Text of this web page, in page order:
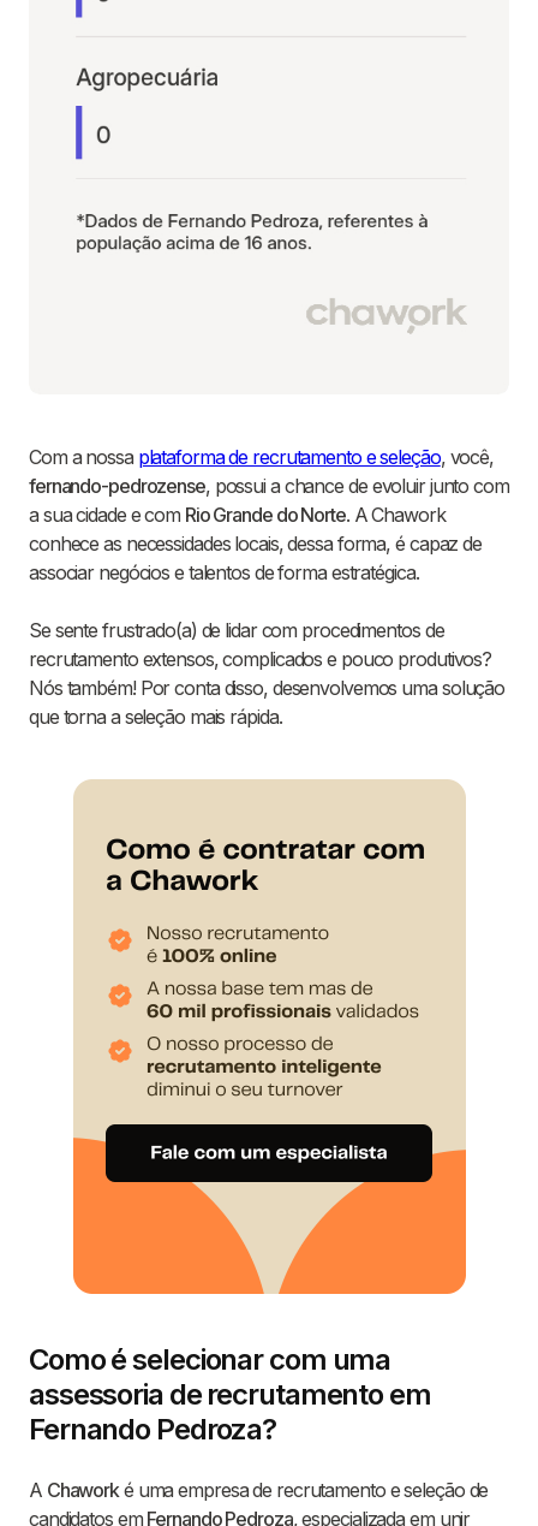
Com a nossa plataforma de recrutamento e seleção, você,
fernando-pedrozense, possui a chance de evoluir junto com
a sua cidade e com Rio Grande do Norte. A Chawork
conhece as necessidades locais, dessa forma, é capaz de
associar negócios e talentos de forma estratégica.
Se sente frustrado(a) de lidar com procedimentos de
recrutamento extensos, complicados e pouco produtivos?
Nós também! Por conta disso, desenvolvemos uma solução
que torna a seleção mais rápida.
Como é selecionar com uma
assessoria de recrutamento em
Fernando Pedroza?
A Chaworké uma empresa de recrutamento e seleção de
candidatos em Fernando Pedroza, especializada em unir